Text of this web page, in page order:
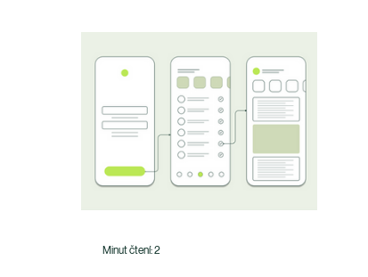
tomu, jak lidé skutečně fungují,
článek rozbíjí nejčastější mýty a
ukazuje, jak reálné chování uživatelů
ovlivňuje výsledky vašeho web
Minut čtení: 2